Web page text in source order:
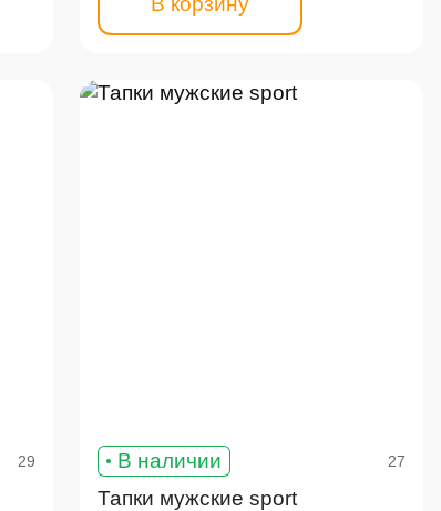
29 В наличии 27
Тапки мужские sport